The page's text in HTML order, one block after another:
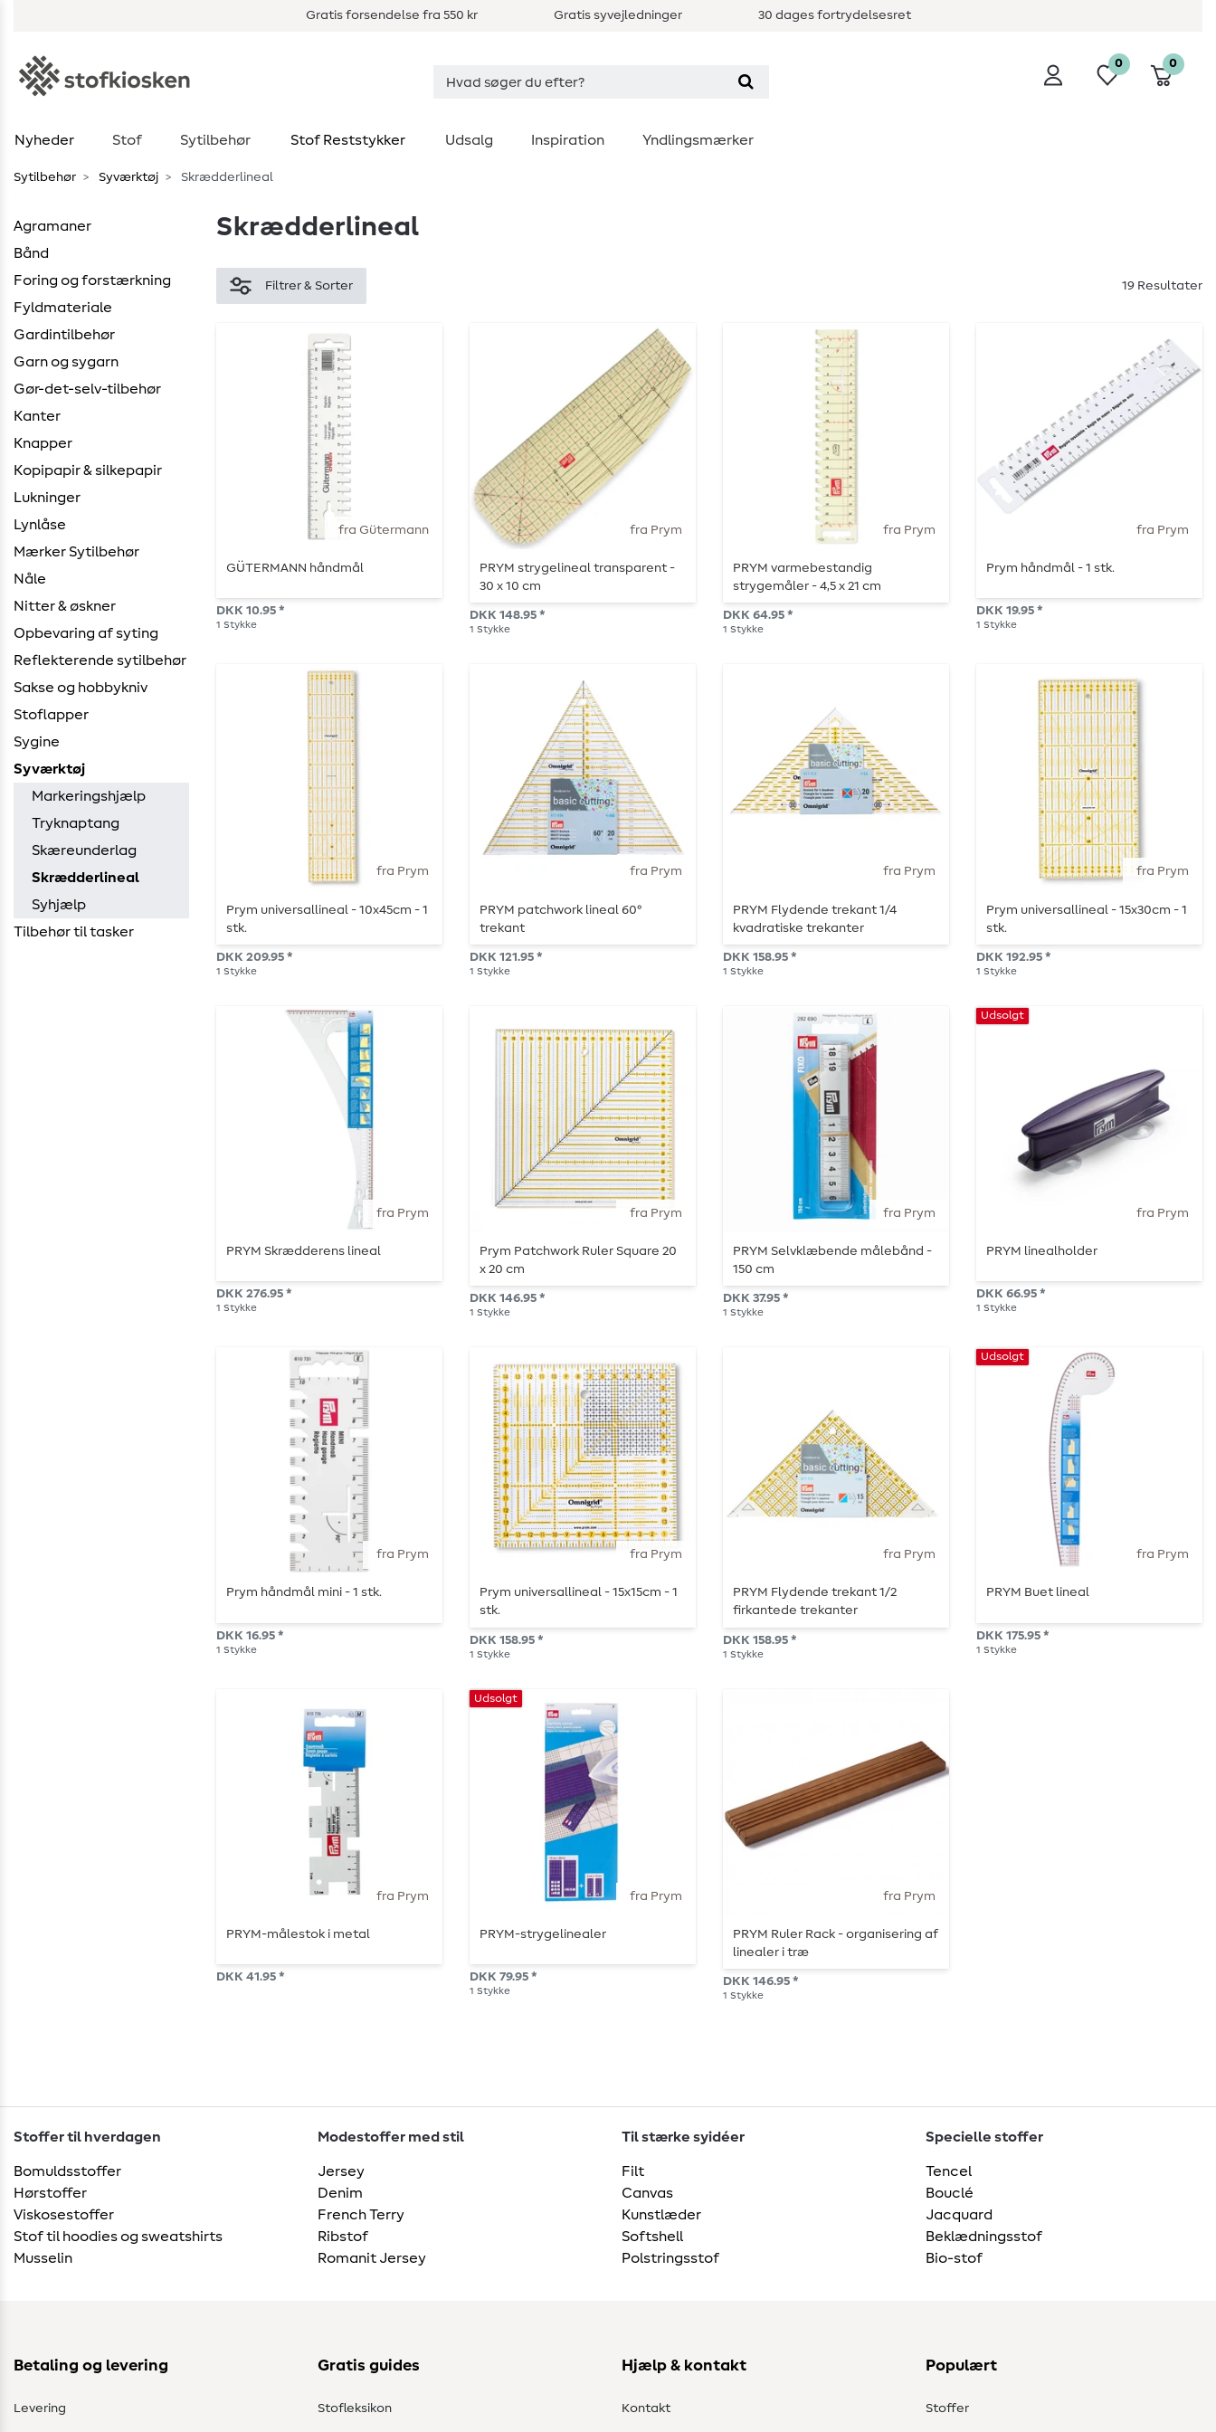
Gratis forsendelse fra 550 kr Gratis syvejledninger 30 dages fortrydelsesret
0 0
Nyheder Stof Sytilbehør Stof Reststykker Udsalg Inspiration Yndlingsmærker
Sytilbehør Syværktøj Skrædderlineal
Agramaner
Bånd
Foring og forstærkning
Fyldmateriale
Gardintilbehør
Garn og sygarn
Gør-det-selv-tilbehør
Kanter
Knapper
Kopipapir & silkepapir
Lukninger
Lynlåse
Mærker Sytilbehør
Nåle
Nitter & øskner
Opbevaring af syting
Reflekterende sytilbehør
Sakse og hobbykniv
Stoflapper
Sygine
Syværktøj
Markeringshjælp
Tryknaptang
Skæreunderlag
Skrædderlineal
Syhjælp
Tilbehør til tasker
Skrædderlineal
Filtrer & Sorter 19 Resultater
fra Gütermann
GÜTERMANN håndmål
DKK 10.95 *
1 Stykke
fra Prym
PRYM strygelineal transparent -
30 x 10 cm
DKK 148.95 *
1 Stykke
fra Prym
PRYM varmebestandig
strygemåler - 4,5 x 21 cm
DKK 64.95 *
1 Stykke
fra Prym
Prym håndmål - 1 stk.
DKK 19.95 *
1 Stykke
fra Prym
Prym universallineal - 10x45cm - 1
stk.
DKK 209.95 *
1 Stykke
fra Prym
PRYM patchwork lineal 60°
trekant
DKK 121.95 *
1 Stykke
fra Prym
PRYM Flydende trekant 1/4
kvadratiske trekanter
DKK 158.95 *
1 Stykke
fra Prym
Prym universallineal - 15x30cm - 1
stk.
DKK 192.95 *
1 Stykke
fra Prym
PRYM Skrædderens lineal
DKK 276.95 *
1 Stykke
fra Prym
Prym Patchwork Ruler Square 20
x 20 cm
DKK 146.95 *
1 Stykke
fra Prym
PRYM Selvklæbende målebånd -
150 cm
DKK 37.95 *
1 Stykke
fra Prym
Udsolgt
PRYM linealholder
DKK 66.95 *
1 Stykke
fra Prym
Prym håndmål mini - 1 stk.
DKK 16.95 *
1 Stykke
fra Prym
Prym universallineal - 15x15cm - 1
stk.
DKK 158.95 *
1 Stykke
fra Prym
PRYM Flydende trekant 1/2
firkantede trekanter
DKK 158.95 *
1 Stykke
fra Prym
Udsolgt
PRYM Buet lineal
DKK 175.95 *
1 Stykke
fra Prym
PRYM-målestok i metal
DKK 41.95 *
fra Prym
Udsolgt
PRYM-strygelinealer
DKK 79.95 *
1 Stykke
fra Prym
PRYM Ruler Rack - organisering af
linealer i træ
DKK 146.95 *
1 Stykke
Stoffer til hverdagen
Bomuldsstoffer
Hørstoffer
Viskosestoffer
Stof til hoodies og sweatshirts
Musselin
Modestoffer med stil
Jersey
Denim
French Terry
Ribstof
Romanit Jersey
Til stærke syidéer
Filt
Canvas
Kunstlæder
Softshell
Polstringsstof
Specielle stoffer
Tencel
Bouclé
Jacquard
Beklædningsstof
Bio-stof
Betaling og levering
Levering
Gratis guides
Stofleksikon
Hjælp & kontakt
Kontakt
Populært
Stoffer